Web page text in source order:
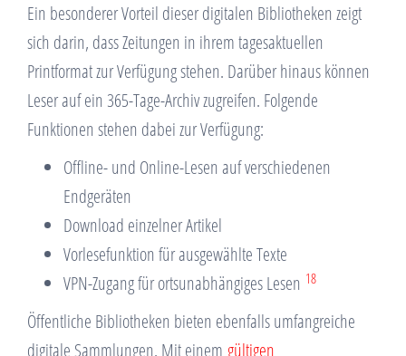
Ein besonderer Vorteil dieser digitalen Bibliotheken zeigt
sich darin, dass Zeitungen in ihrem tagesaktuellen
Printformat zur Verfügung stehen. Darüber hinaus können
Leser auf ein 365-Tage-Archiv zugreifen. Folgende
Funktionen stehen dabei zur Verfügung:
Offline- und Online-Lesen auf verschiedenen
Endgeräten
Download einzelner Artikel
Vorlesefunktion für ausgewählte Texte
VPN-Zugang für ortsunabhängiges Lesen 18
Öffentliche Bibliotheken bieten ebenfalls umfangreiche
digitale Sammlungen. Mit einem gültigen